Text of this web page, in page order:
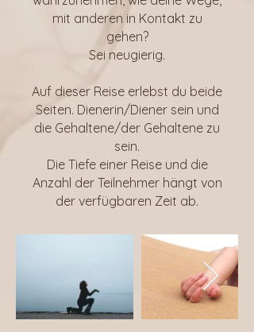
mit anderen in Kontakt zu
gehen?
Sei neugierig.
Auf dieser Reise erlebst du beide
Seiten. Dienerin/Diener sein und
die Gehaltene/der Gehaltene zu
sein.
Die Tiefe einer Reise und die
Anzahl der Teilnehmer hängt von
der verfügbaren Zeit ab.